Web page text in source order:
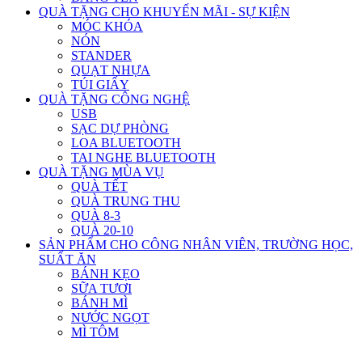
QUÀ TẶNG CHO KHUYẾN MÃI - SỰ KIỆN
MÓC KHÓA
NÓN
STANDER
QUẠT NHỰA
TÚI GIẤY
QUÀ TẶNG CÔNG NGHỆ
USB
SẠC DỰ PHÒNG
LOA BLUETOOTH
TAI NGHE BLUETOOTH
QUÀ TẶNG MÙA VỤ
QUÀ TẾT
QUÀ TRUNG THU
QUÀ 8-3
QUÀ 20-10
SẢN PHẨM CHO CÔNG NHÂN VIÊN, TRƯỜNG HỌC,
SUẤT ĂN
BÁNH KẸO
SỮA TƯƠI
BÁNH MÌ
NƯỚC NGỌT
MÌ TÔM